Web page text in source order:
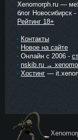
Xenomorph.ru —
блог Новосибирск -
Рейтинг 18+
Контакты
Новое на сайте
Онлайн с 2006 -
nskib.ru →
Хостинг —